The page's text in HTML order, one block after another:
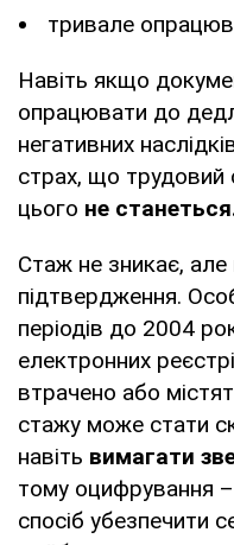
тривале
Навіть якщо
опрацювати до
негативних
страх, що трудовий
цього не
Стаж не зникає,
підтвердження.
періодів до 2004
електронних
втрачено або
стажу може стати
навіть вимагати
тому оцифрування
спосіб убезпечити